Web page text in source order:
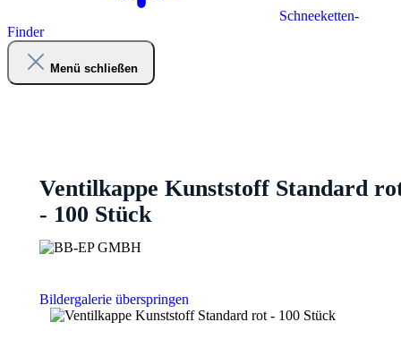
Schneeketten-
Finder
Menü schließen
Ventilkappe Kunststoff Standard
- 100 Stück
Bildergalerie überspringen